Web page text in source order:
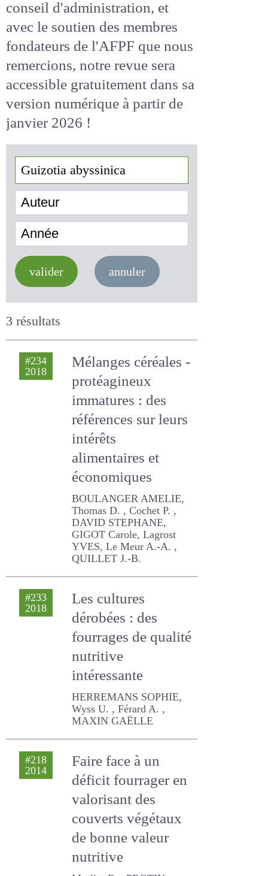
Suite à la décision de notre
conseil d'administration, et
avec le soutien des membres
fondateurs de l'AFPF que nous
remercions, notre revue sera
accessiblegratuitementdans
sa version numérique
de janvier 2026 !
Auteur
valider annuler
3 résultats
#234
Mélanges céréales
- protéagineux
immatures : des
références sur
leurs intérêts
alimentaires et
économiques
BOULANGER AMELIE,
Thomas D. , Cochet P. ,
DAVID STEPHANE, GIGOT
Carole, Lagrost YVES, Le
Meur A.-A. , QUILLET J.-B.
#233
2018
Les cultures
dérobées : des
fourrages de
qualité nutritive
intéressante
HERREMANS SOPHIE, Wyss
U. , Férard A. , MAXIN
GAËLLE
#218
2014
Faire face à un
déficit fourrager
en valorisant des
couverts végétaux
de bonne valeur
nutritive